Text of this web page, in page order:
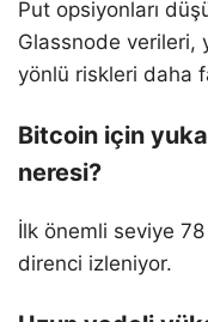
Put opsiyonları
Glassnode verileri,
yönlü riskleri daha
Bitcoin için
neresi?
İlk önemli seviye
direnci izleniyor.